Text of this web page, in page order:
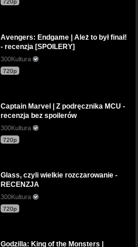
720p
Avengers: Endgame | Ależ to był finał!
- recenzja [SPOILERY]
300Kultura
720p
Captain Marvel | Z podręcznika MCU -
recenzja bez spoilerów
300Kultura
720p
Glass, czyli wielkie rozczarowanie -
RECENZJA
300Kultura
720p
Godzilla: King of the Monsters |